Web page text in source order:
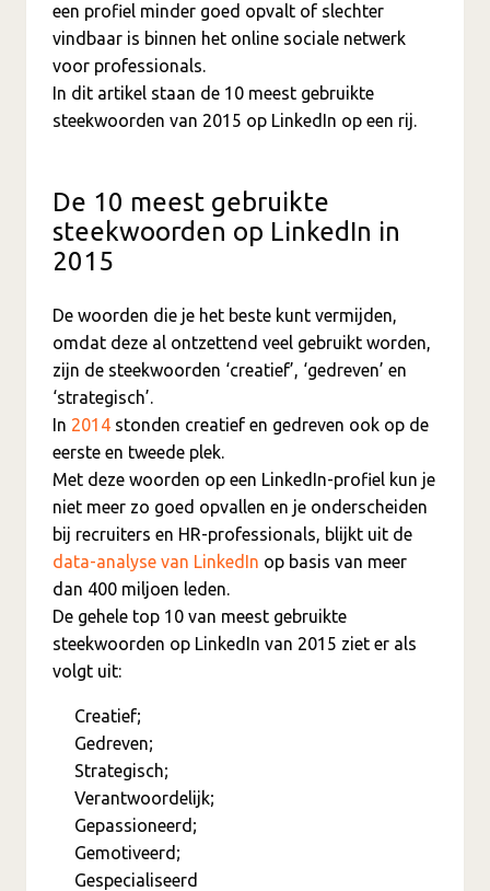
een profiel minder goed opvalt of slechter
vindbaar is binnen het online sociale netwerk
voor professionals.
In dit artikel staan de 10 meest gebruikte
steekwoorden van 2015 op LinkedIn op een rij.
De 10 meest gebruikte
steekwoorden op LinkedIn in
2015
De woorden die je het beste kunt vermijden,
omdat deze al ontzettend veel gebruikt worden,
zijn de steekwoorden ‘creatief’, ‘gedreven’ en
‘strategisch’.
In 2014 stonden creatief en gedreven ook op de
eerste en tweede plek.
Met deze woorden op een LinkedIn-profiel kun je
niet meer zo goed opvallen en je onderscheiden
bij recruiters en HR-professionals, blijkt uit de
data-analyse van LinkedIn op basis van meer
dan 400 miljoen leden.
De gehele top 10 van meest gebruikte
steekwoorden op LinkedIn van 2015 ziet er als
volgt uit:
Creatief;
Gedreven;
Strategisch;
Verantwoordelijk;
Gepassioneerd;
Gemotiveerd;
Gespecialiseerd